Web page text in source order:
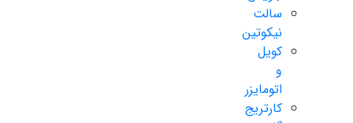
سالت
نیکوتین
کویل
و
اتومایزر
کارتریج